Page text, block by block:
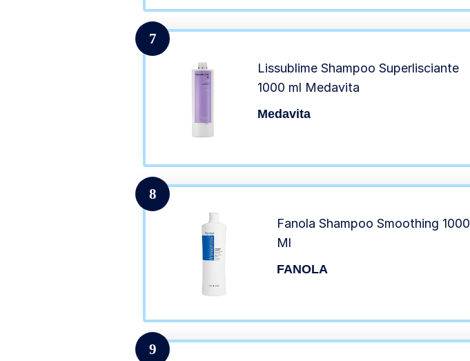
7
Lissublime Shampoo Superlisciante
1000 ml Medavita
Medavita
8
Fanola Shampoo Smoothing 1000
Ml
FANOLA
9